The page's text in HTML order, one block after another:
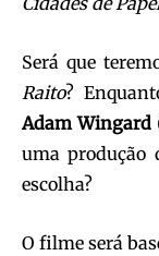
Será que
Raito?
Adam Wingard
uma produção
escolha?
O filme será